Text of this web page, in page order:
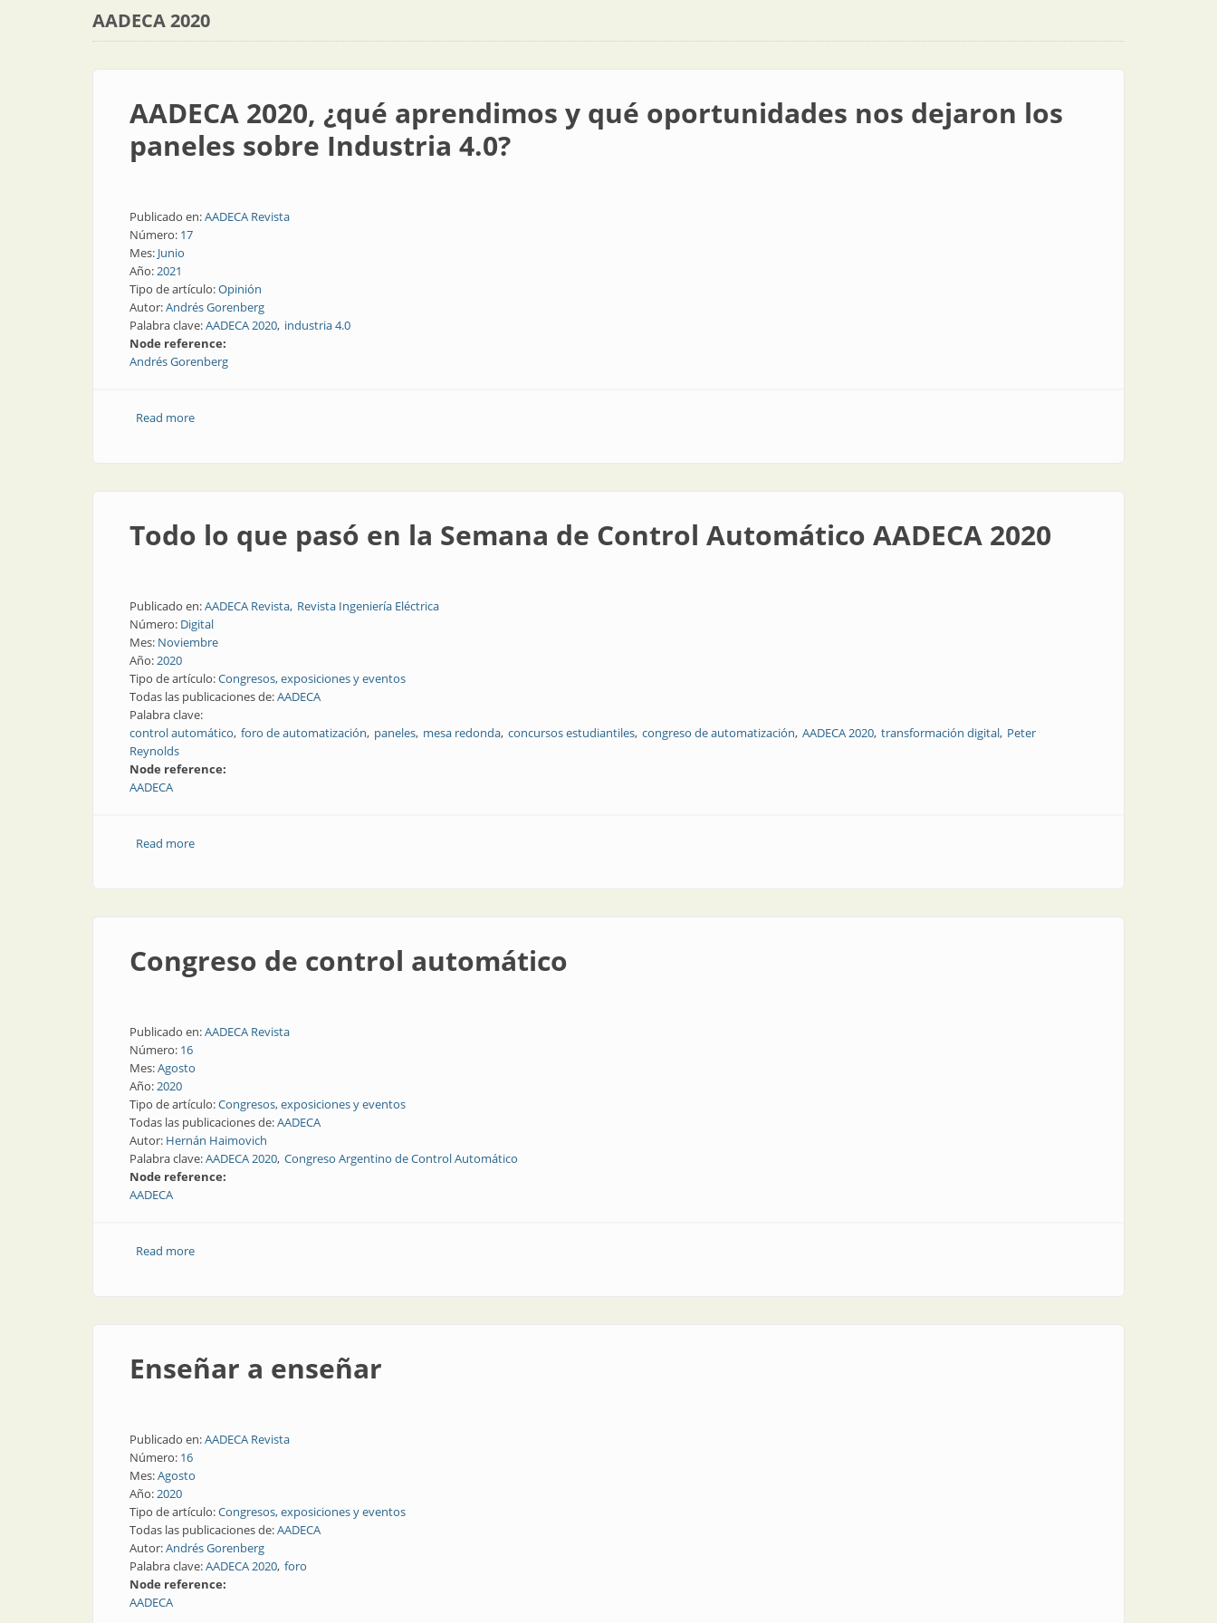
AADECA 2020
AADECA 2020, ¿qué aprendimos y qué oportunidades nos dejaron los
paneles sobre Industria 4.0?
Publicado en:AADECA Revista
Número: 17
Mes: Junio
Año:2021
Tipo de artículo:Opinión
Autor:Andrés Gorenberg
Palabra clave:AADECA 2020 industria 4.0
Node reference:
Andrés Gorenberg
Read moreabout AADECA 2020, ¿qué aprendimos y qué oportunidades nos dejaron los paneles sobre Industria 4.0?
Todo lo que pasó en la Semana de Control Automático AADECA 2020
Publicado en:AADECA Revista Revista Ingeniería Eléctrica
Número: Digital
Mes: Noviembre
Año:2020
Tipo de artículo:Congresos, exposiciones y eventos
Todas las publicaciones de:AADECA
Palabra clave:
control automático foro de automatización paneles mesa redonda concursos estudiantiles congreso de automatización AADECA 2020 transformación digital Peter
Reynolds
Node reference:
AADECA
Read moreabout Todo lo que pasó en la Semana de Control Automático AADECA 2020
Congreso de control automático
Publicado en:AADECA Revista
Número: 16
Mes:Agosto
Año:2020
Tipo de artículo:Congresos, exposiciones y eventos
Todas las publicaciones de:AADECA
Autor: Hernán Haimovich
Palabra clave:AADECA 2020 Congreso Argentino de Control Automático
Node reference:
AADECA
Read moreabout Congreso de control automático
Enseñar a enseñar
Publicado en:AADECA Revista
Número: 16
Mes:Agosto
Año:2020
Tipo de artículo:Congresos, exposiciones y eventos
Todas las publicaciones de:AADECA
Autor:Andrés Gorenberg
Palabra clave:AADECA 2020 foro
Node reference:
AADECA